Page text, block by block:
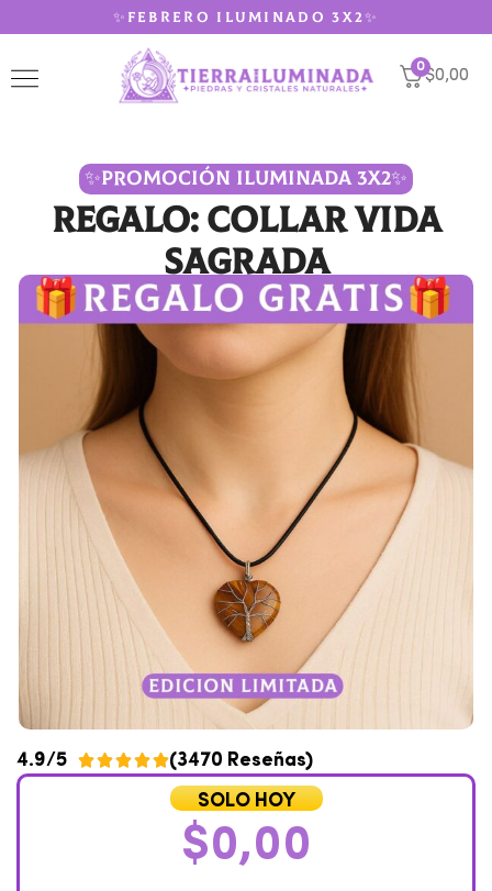
✨FEBRERO ILUMINADO 3X2✨
0$0,00
✨PROMOCIÓN ILUMINADA 3X2✨
REGALO: Collar Vida
Sagrada
4.9/5 (3470 Reseñas)
SOLO HOY
$0,00